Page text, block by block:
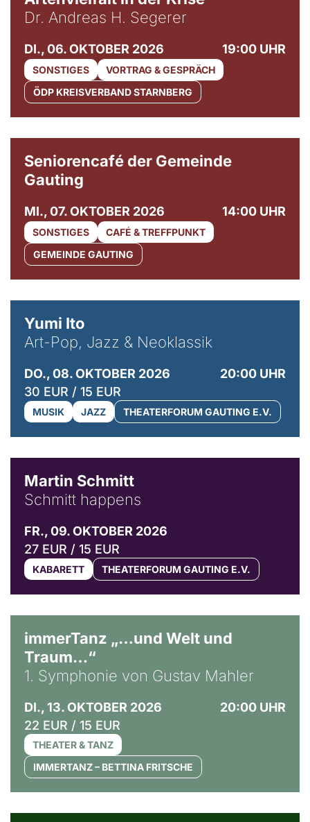
Dr. Andreas H. Segerer
DI., 06. OKTOBER 2026 19:00 UHR
SONSTIGES
VORTRAG & GESPRÄCH
ÖDP KREISVERBAND STARNBERG
Seniorencafé der Gemeinde
Gauting
MI., 07. OKTOBER 2026 14:00 UHR
SONSTIGES
CAFÉ & TREFFPUNKT
GEMEINDE GAUTING
Yumi Ito
Art-Pop, Jazz & Neoklassik
DO., 08. OKTOBER 2026
20:00 UHR
30 EUR / 15 EUR
MUSIK JAZZ THEATERFORUM GAUTING E.V.
Martin Schmitt
Schmitt happens
FR., 09. OKTOBER 2026
27 EUR / 15 EUR
KABARETT THEATERFORUM GAUTING E.V.
immerTanz „…und Welt und
Traum…“
1. Symphonie von Gustav Mahler
DI., 13. OKTOBER 2026
20:00 UHR
22 EUR / 15 EUR
THEATER & TANZ
IMMERTANZ – BETTINA FRITSCHE